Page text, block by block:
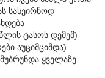
სასეირნოდ
ტასოს დემემ)
აუციმციმდა)
ყველაზე